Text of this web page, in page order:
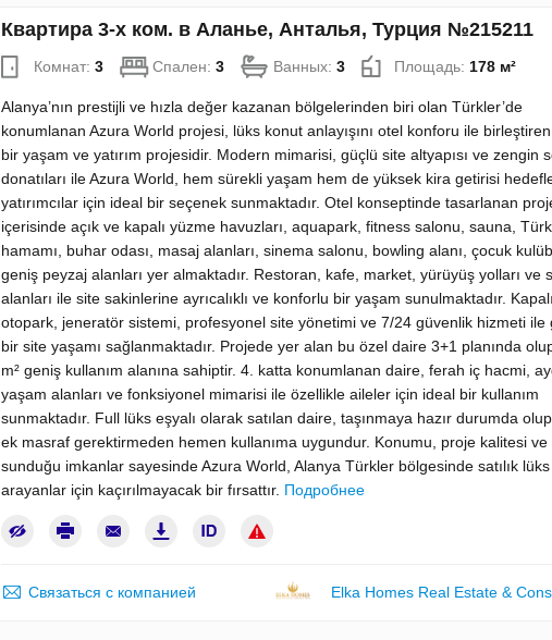
Квартира 3-х ком. в Аланье, Анталья, Турция №215211
Комнат: 3 Спален: 3 Ванных: 3 Площадь: 178 м²
Alanya’nın prestijli ve hızla değer kazanan bölgelerinden biri olan Türkler’de
konumlanan Azura World projesi, lüks konut anlayışını otel konforu ile
bir yaşam ve yatırım projesidir. Modern mimarisi, güçlü site altyapısı ve zengin
donatıları ile Azura World, hem sürekli yaşam hem de yüksek kira getirisi
yatırımcılar için ideal bir seçenek sunmaktadır. Otel konseptinde tasarlanan
içerisinde açık ve kapalı yüzme havuzları, aquapark, fitness salonu, sauna, Türk
hamamı, buhar odası, masaj alanları, sinema salonu, bowling alanı, çocuk
geniş peyzaj alanları yer almaktadır. Restoran, kafe, market, yürüyüş yolları ve
alanları ile site sakinlerine ayrıcalıklı ve konforlu bir yaşam sunulmaktadır. Kapalı
otopark, jeneratör sistemi, profesyonel site yönetimi ve 7/24 güvenlik hizmeti ile
bir site yaşamı sağlanmaktadır. Projede yer alan bu özel daire 3+1 planında
m² geniş kullanım alanına sahiptir. 4. katta konumlanan daire, ferah iç hacmi,
yaşam alanları ve fonksiyonel mimarisi ile özellikle aileler için ideal bir kullanım
sunmaktadır. Full lüks eşyalı olarak satılan daire, taşınmaya hazır durumda olup
ek masraf gerektirmeden hemen kullanıma uygundur. Konumu, proje kalitesi ve
sunduğu imkanlar sayesinde Azura World, Alanya Türkler bölgesinde satılık
arayanlar için kaçırılmayacak bir fırsattır. Подробнее
Связаться с компанией Elka Homes Real Estate &